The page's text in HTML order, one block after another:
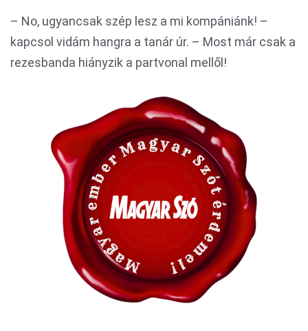
– No, ugyancsak szép lesz a mi kompániánk! –
kapcsol vidám hangra a tanár úr. – Most már csak a
rezesbanda hiányzik a partvonal mellől!